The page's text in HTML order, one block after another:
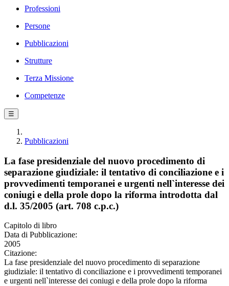
Professioni
Persone
Pubblicazioni
Strutture
Terza Missione
Competenze
☰
Pubblicazioni
La fase presidenziale del nuovo procedimento di
separazione giudiziale: il tentativo di conciliazione e i
provvedimenti temporanei e urgenti nell`interesse dei
coniugi e della prole dopo la riforma introdotta dal
d.l. 35/2005 (art. 708 c.p.c.)
Capitolo di libro
Data di Pubblicazione:
2005
Citazione:
La fase presidenziale del nuovo procedimento di separazione
giudiziale: il tentativo di conciliazione e i provvedimenti temporanei
e urgenti nell`interesse dei coniugi e della prole dopo la riforma